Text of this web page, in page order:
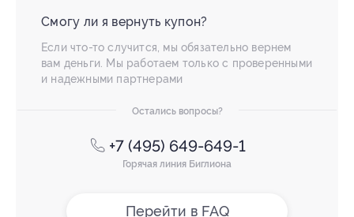
Смогу ли я вернуть купон?
Если что-то случится, мы обязательно вернем
вам деньги. Мы работаем только с проверенными
и надежными партнерами
Остались вопросы?
+7 (495) 649-649-1
Горячая линия Биглиона
Перейти в FAQ